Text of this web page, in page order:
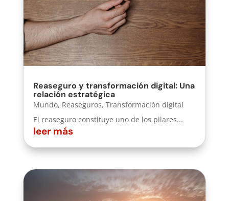
Reaseguro y transformación digital: Una
relación estratégica
Mundo, Reaseguros, Transformación digital
El reaseguro constituye uno de los pilares...
leer más